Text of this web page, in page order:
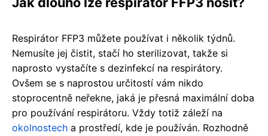
Respirátor FFP3 můžete používat i několik týdnů.
Nemusíte jej čistit, stačí ho sterilizovat, takže si
naprosto vystačíte s dezinfekcí na respirátory.
Ovšem se s naprostou určitostí vám nikdo
stoprocentně neřekne, jaká je přesná maximální doba
pro používání respirátoru. Vždy totiž záleží na
okolnostech a prostředí, kde je používán. Rozhodně